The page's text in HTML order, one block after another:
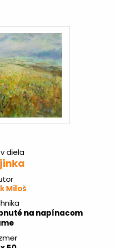
diela
Miloš
na napínacom